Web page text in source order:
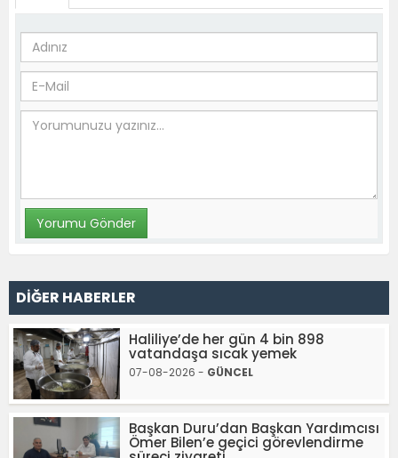
DİĞER HABERLER
Haliliye’de her gün 4 bin 898
vatandaşa sıcak yemek
07-08-2026 - GÜNCEL
Başkan Duru’dan Başkan Yardımcısı
Ömer Bilen’e geçici görevlendirme